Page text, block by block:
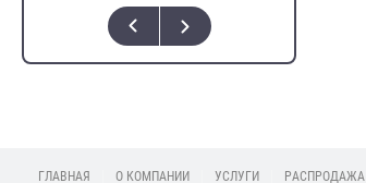
ГЛАВНАЯ О КОМПАНИИ УСЛУГИ РАСПРОДАЖА